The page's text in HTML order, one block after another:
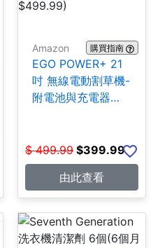
Amazon 購買指南
EGO POWER+ 21
吋 無線電動割草機-
附電池與充電器
$ 499.99 $399.99
由此查看